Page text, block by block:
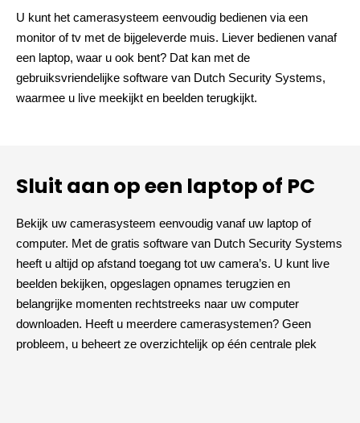
U kunt het camerasysteem eenvoudig bedienen via een
monitor of tv met de bijgeleverde muis. Liever bedienen vanaf
een laptop, waar u ook bent? Dat kan met de
gebruiksvriendelijke software van Dutch Security Systems,
waarmee u live meekijkt en beelden terugkijkt.
Sluit aan op een laptop of PC
Bekijk uw camerasysteem eenvoudig vanaf uw laptop of
computer. Met de gratis software van Dutch Security Systems
heeft u altijd op afstand toegang tot uw camera’s. U kunt live
beelden bekijken, opgeslagen opnames terugzien en
belangrijke momenten rechtstreeks naar uw computer
downloaden. Heeft u meerdere camerasystemen? Geen
probleem, u beheert ze overzichtelijk op één centrale plek